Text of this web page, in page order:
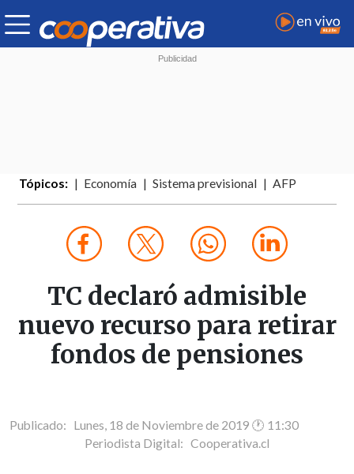
Tópicos: Economía Sistema previsional AFP
TC declaró admisible
nuevo recurso para retirar
fondos de pensiones
Publicado: Lunes, 18 de Noviembre de 2019 🕐 11:30
Periodista Digital: Cooperativa.cl